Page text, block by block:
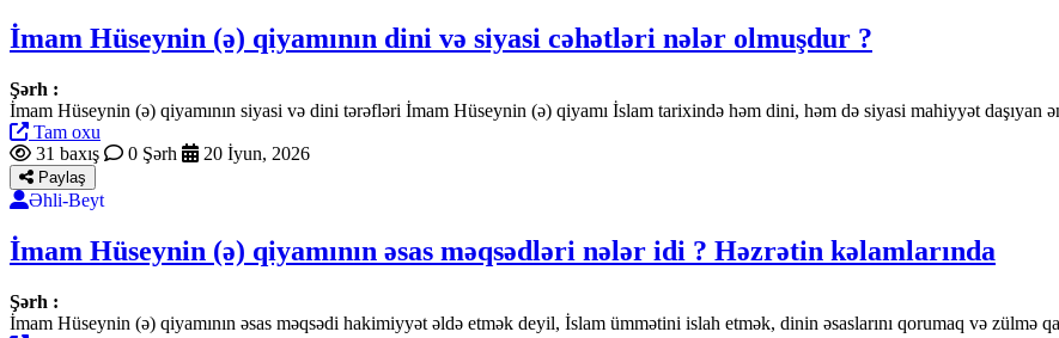
İmam Hüseynin (ə) qiyamının dini və siyasi cəhətləri nələr olmuşdur ?
Şərh :
İmam Hüseynin (ə) qiyamının siyasi və dini tərəfləri İmam Hüseynin (ə) qiyamı İslam tarixində həm dini, həm də siyasi mahiyyət
Tam oxu
31 baxış
0 Şərh 20 İyun, 2026
Paylaş
Əhli-Beyt
İmam Hüseynin (ə) qiyamının əsas məqsədləri nələr idi ? Həzrətin kəlamlarında
Şərh :
İmam Hüseynin (ə) qiyamının əsas məqsədi hakimiyyət əldə etmək deyil, İslam ümmətini islah etmək, dinin əsaslarını qorumaq və